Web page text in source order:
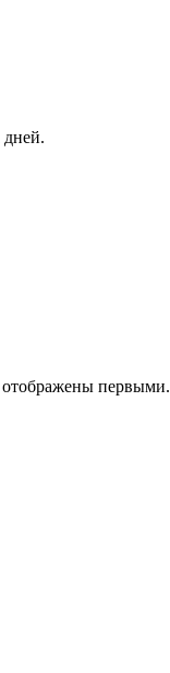
дней.
отображены первыми.